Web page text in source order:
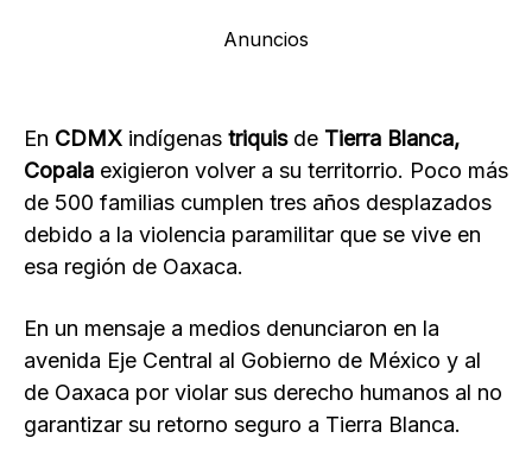
Anuncios
En CDMX indígenas triquis de Tierra Blanca,
Copala exigieron volver a su territorrio. Poco más
de 500 familias cumplen tres años desplazados
debido a la violencia paramilitar que se vive en
esa región de Oaxaca.
En un mensaje a medios denunciaron en la
avenida Eje Central al Gobierno de México y al
de Oaxaca por violar sus derecho humanos al no
garantizar su retorno seguro a Tierra Blanca.